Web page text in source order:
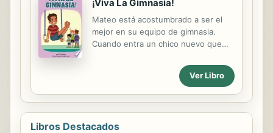
¡Viva La Gimnasia!
Mateo está acostumbrado a ser el
mejor en su equipo de gimnasia.
Cuando entra un chico nuevo que
Mateo amenazan con desequilibrar a
todos justo antes del gran evento: el
Desafío de invierno.
Ver Libro
Libros Destacados